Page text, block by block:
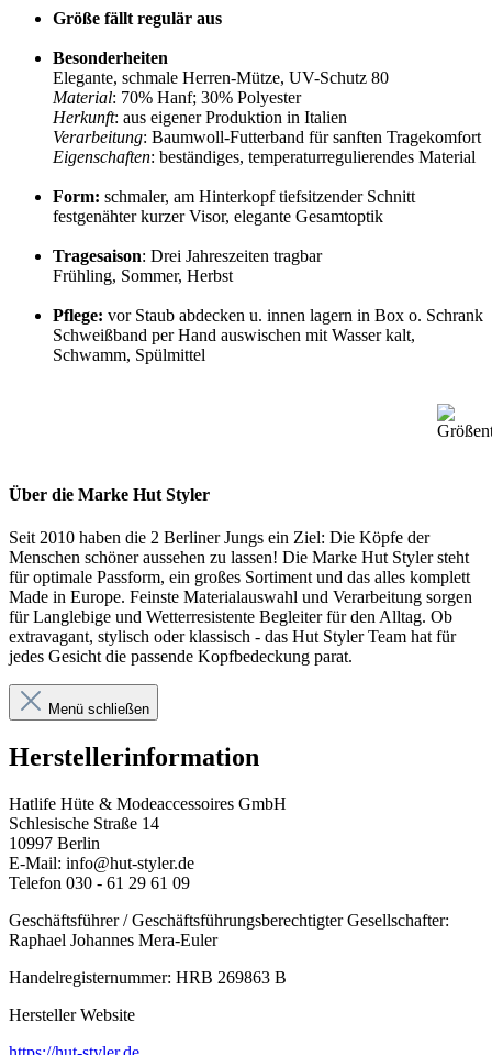
Größe fällt regulär aus
Besonderheiten
Elegante, schmale Herren-Mütze, UV-Schutz 80
Material: 70% Hanf; 30% Polyester
Herkunft: aus eigener Produktion in Italien
Verarbeitung: Baumwoll-Futterband für sanften Tragekomfort
Eigenschaften: beständiges, temperaturregulierendes Material
Form: schmaler, am Hinterkopf tiefsitzender Schnitt
festgenähter kurzer Visor, elegante Gesamtoptik
Tragesaison: Drei Jahreszeiten tragbar
Frühling, Sommer, Herbst
Pflege: vor Staub abdecken u. innen lagern in Box o. Schrank
Schweißband per Hand auswischen mit Wasser kalt,
Schwamm, Spülmittel
Über die Marke Hut Styler
Seit 2010 haben die 2 Berliner Jungs ein Ziel: Die Köpfe der
Menschen schöner aussehen zu lassen! Die Marke Hut Styler steht
für optimale Passform, ein großes Sortiment und das alles komplett
Made in Europe. Feinste Materialauswahl und Verarbeitung sorgen
für Langlebige und Wetterresistente Begleiter für den Alltag. Ob
extravagant, stylisch oder klassisch - das Hut Styler Team hat für
jedes Gesicht die passende Kopfbedeckung parat.
Menü schließen
Herstellerinformation
Hatlife Hüte & Modeaccessoires GmbH
Schlesische Straße 14
10997 Berlin
E-Mail: info@hut-styler.de
Telefon 030 - 61 29 61 09
Geschäftsführer / Geschäftsführungsberechtigter Gesellschafter:
Raphael Johannes Mera-Euler
Handelregisternummer: HRB 269863 B
Hersteller Website